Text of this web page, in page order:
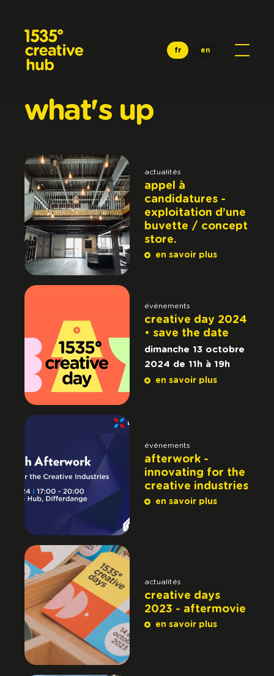
fr en
what's up
actualités
appel à
candidatures -
exploitation d’une
buvette / concept
store.
en savoir plus
événements
creative day 2024
• save the date
dimanche 13 octobre
2024 de 11h à 19h
en savoir plus
événements
afterwork -
innovating for the
creative industries
en savoir plus
actualités
creative days
2023 - aftermovie
en savoir plus